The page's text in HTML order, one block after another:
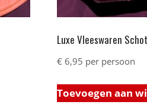
Luxe Vleeswaren
€6,95 per persoon
Toevoegen aan